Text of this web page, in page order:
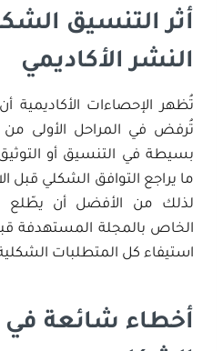
أثر التنسيق
النشر الأكاديمي
تُرفض في المراحل الأولى
بسيطة في التنسيق أو التوثيق.
ما يراجع التوافق الشكلي قبل
لذلك من الأفضل أن يطّلع
الخاص بالمجلة المستهدفة
استيفاء كل المتطلبات الشكلية
أخطاء شائعة في